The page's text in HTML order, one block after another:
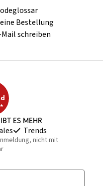
Bestellung
Mail schreiben
es mehr
Trends
nicht mit